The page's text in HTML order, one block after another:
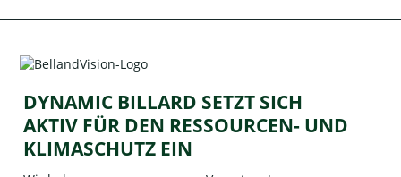
DYNAMIC BILLARD SETZT SICH
AKTIV FÜR DEN RESSOURCEN- UND
KLIMASCHUTZ EIN